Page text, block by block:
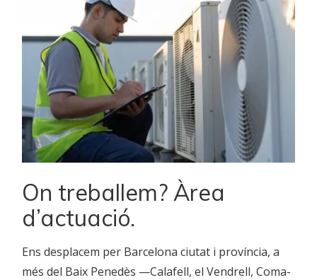
On treballem? Àrea
d’actuació.
Ens desplacem per Barcelona ciutat i província, a
més del Baix Penedès —Calafell, el Vendrell, Coma-